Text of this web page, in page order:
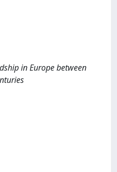
in Europe between